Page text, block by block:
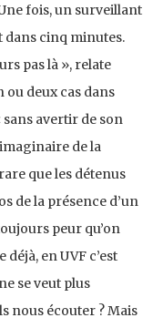
fois, un surveillant
dans cinq minutes.
pas là », relate
deux cas dans
avertir de son
de la
que les détenus
de la présence d’un
peur qu’on
déjà, en UVF c’est
se veut plus
nous écouter ? Mais